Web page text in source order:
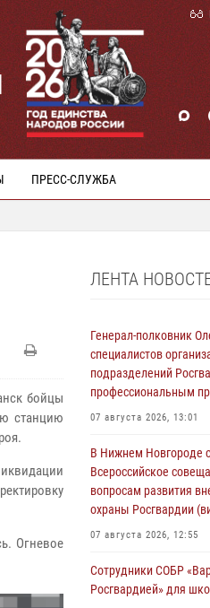
ПРЕСС-СЛУЖБА
бойцы
станцию
Огневое
ЛЕНТА
Генерал-полковник
специалистов
подразделений
профессиональным
07 августа 2026, 13:01
В Нижнем Новгороде
Всероссийское
вопросам развития
охраны Росгвардии
07 августа 2026, 12:55
Сотрудники СОБР
Росгвардией» для